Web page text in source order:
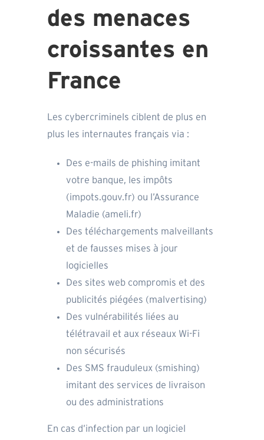
des menaces
croissantes en
France
Les cybercriminels ciblent de plus en
plus les internautes français via :
Des e-mails de phishing imitant
votre banque, les impôts
(impots.gouv.fr) ou l’Assurance
Maladie (ameli.fr)
Des téléchargements malveillants
et de fausses mises à jour
logicielles
Des sites web compromis et des
publicités piégées (malvertising)
Des vulnérabilités liées au
télétravail et aux réseaux Wi-Fi
non sécurisés
Des SMS frauduleux (smishing)
imitant des services de livraison
ou des administrations
En cas d’infection par un logiciel